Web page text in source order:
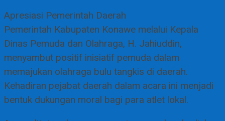
​Apresiasi Pemerintah Daerah
​Pemerintah Kabupaten Konawe melalui Kepala
Dinas Pemuda dan Olahraga, H. Jahiuddin,
menyambut positif inisiatif pemuda dalam
memajukan olahraga bulu tangkis di daerah.
Kehadiran pejabat daerah dalam acara ini menjadi
bentuk dukungan moral bagi para atlet lokal.